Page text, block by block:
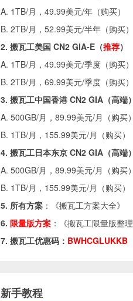
A. 1TB/月，49.99美元/年（购买）
B. 2TB/月，52.99美元/半年（购买）
2. 搬瓦工美国 CN2 GIA-E（推荐）
A. 1TB/月，49.99美元/季度（购买）
B. 2TB/月，69.99美元/季度（购买）
3. 搬瓦工中国香港 CN2 GIA（高端）
A. 500GB/月，89.99美元/月（购买）
B. 1TB/月，155.99美元/月（购买）
4. 搬瓦工日本东京 CN2 GIA（高端）
A. 500GB/月，89.99美元/月（购买）
B. 1TB/月，155.99美元/月（购买）
5. 所有方案 ：《搬瓦工方案大全》
6. 限量版方案 ：《搬瓦工限量版整理
7. 搬瓦工优惠码： BWHCGLUKKB
新手教程